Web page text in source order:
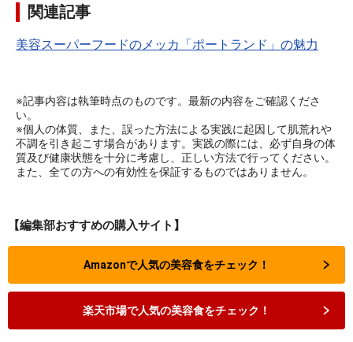
関連記事
美容スーパーフードのメッカ「ポートランド」の魅力
※記事内容は執筆時点のものです。最新の内容をご確認くださ
い。
※個人の体質、また、誤った方法による実践に起因して肌荒れや
不調を引き起こす場合があります。実践の際には、必ず自身の体
質及び健康状態を十分に考慮し、正しい方法で行ってください。
また、全ての方への有効性を保証するものではありません。
【編集部おすすめの購入サイト】
Amazonで人気の美容食をチェック！
楽天市場で人気の美容食をチェック！